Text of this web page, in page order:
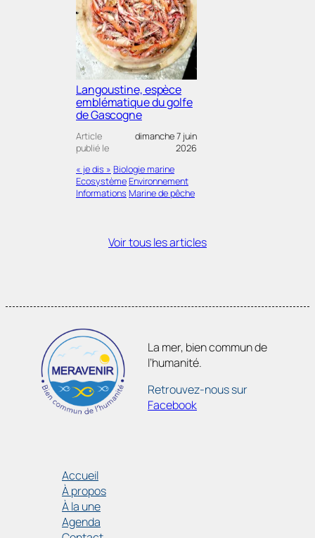
Langoustine, espèce
emblématique du golfe
de Gascogne
Article
publié le
dimanche 7 juin
2026
« je dis » Biologie marine
EcosystèmeEnvironnement
Informations Marine de pêche
Voir tous les articles
La mer, bien commun de
l’humanité.
Retrouvez-nous sur
Facebook
Accueil
À propos
À la une
Agenda